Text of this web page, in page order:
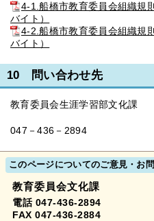
4-1.船橋市教育委員会組織規
バイト）
4-2.船橋市教育委員会組織規
バイト）
10 問い合わせ先
教育委員会生涯学習部文化課
047－436－2894
このページについてのご意見・お
教育委員会文化課
電話 047-436-2894
FAX 047-436-2884